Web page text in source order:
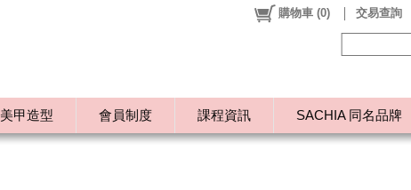
美甲造型 會員制度 課程資訊 SACHIA 同名品牌
購物車 (0) 交易查詢